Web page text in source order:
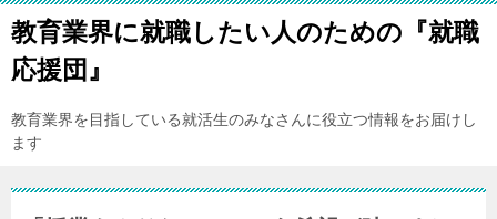
教育業界に就職したい人のための『就職
応援団』
教育業界を目指している就活生のみなさんに役立つ情報をお届けし
ます